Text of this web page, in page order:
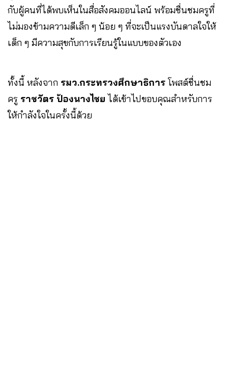
กับผู้คนที่ได้พบเห็นในสื่อสังคมออนไลน์ พร้อมชื่นชมครูที่
ไม่มองข้ามความดีเล็ก ๆ น้อย ๆ ที่จะเป็นแรงบันดาลใจให้
เด็ก ๆ มีความสุขกับการเรียนรู้ในแบบของตัวเอง
ทั้งนี้ หลังจาก รมว.กระทรวงศึกษาธิการโพสต์ชื่นชม
ครู ราชวัตร ป้องนางไชย ได้เข้าไปขอบคุณสำหรับการ
ให้กำลังใจในครั้งนี้ด้วย